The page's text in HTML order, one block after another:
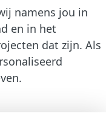
namens jou in
en in het
dat zijn. Als